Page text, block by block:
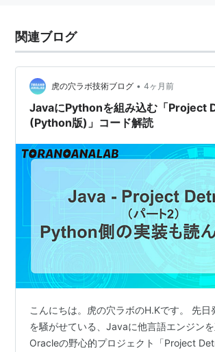
関連ブログ
虎の穴ラボ技術ブログ • 4ヶ月前
JavaにPythonを組み込む「Project
(Python版)」コード解読
こんにちは。虎の穴ラボのH.Kです。 先日
を騒がせている、Javaに他言語エンジン
Oracleの野心的プロジェクト「Project